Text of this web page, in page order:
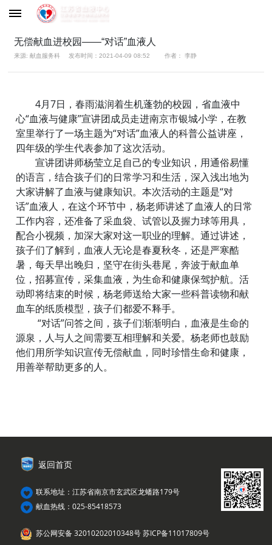
无偿献血进校园——“对话”血液人
来源: 献血服务科 发布时间：2021-04-09 08:52 作者： 李静
4月7日，春雨滋润着生机蓬勃的校园，省血液中
心“血液与健康”宣讲团成员走进南京市银城小学，在教
室里举行了一场主题为“对话”血液人的科普公益讲座，
四年级的学生代表参加了这次活动。
宣讲团讲师杨莹立足自己的专业知识，用通俗易懂
的语言，结合孩子们的日常学习和生活，深入浅出地为
大家讲解了血液与健康知识。本次活动的主题是“对
话”血液人，在这个环节中，杨老师讲述了血液人的日常
工作内容，还准备了采血袋、试管以及握力球等用具，
配合小视频，加深大家对这一职业的理解。通过讲述，
孩子们了解到，血液人无论是春夏秋冬，还是严寒酷
暑，每天早出晚归，坚守在街头巷尾，奔波于献血单
位，招募宣传，采集血液，为生命和健康保驾护航。活
动即将结束的时候，杨老师送给大家一些科普读物和献
血车的纸质模型，孩子们都爱不释手。
“对话”问答之间，孩子们渐渐明白，血液是生命的
源泉，人与人之间需要互相理解和关爱。杨老师也鼓励
他们用所学知识宣传无偿献血，同时珍惜生命和健康，
用善举帮助更多的人。
返回首页
联系地址：江苏省南京市玄武区龙蟠路179号
献血热线：025-85418573
苏公网安备 32010202010348号 苏ICP备11017809号